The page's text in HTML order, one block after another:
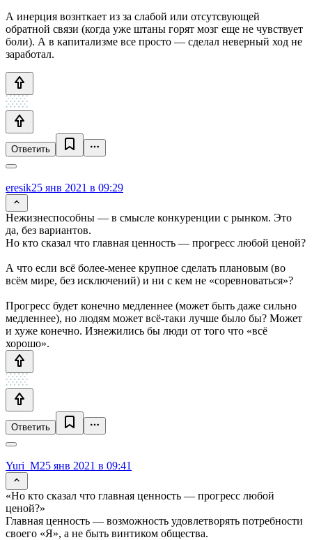
А инерция вознткает из за слабой или отсутсвующей
обратной связи (когда уже штаны горят мозг еще не чувствует
боли). А в капитализме все просто — сделал неверный ход не
заработал.
Ответить
eresik25 янв 2021 в 09:29
Нежизнеспособны — в смысле конкуренции с рынком. Это
да, без вариантов.
Но кто сказал что главная ценность — прогресс любой ценой?
А что если всё более-менее крупное сделать плановым (во
всём мире, без исключений) и ни с кем не «соревноваться»?
Прогресс будет конечно медленнее (может быть даже сильно
медленнее), но людям может всё-таки лучше было бы? Может
и хуже конечно. Изнежились бы люди от того что «всё
хорошо».
Ответить
Yuri_M25 янв 2021 в 09:41
«Но кто сказал что главная ценность — прогресс любой
ценой?»
Главная ценность — возможность удовлетворять потребности
своего «Я», а не быть винтиком общества.